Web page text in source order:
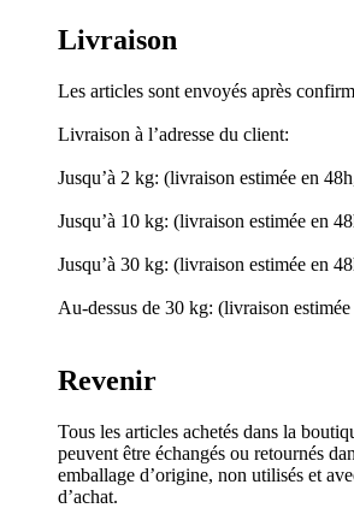
Livraison
Les articles sont envoyés après
Livraison à l’adresse du client:
Jusqu’à 2 kg: (livraison estimée en
Jusqu’à 10 kg: (livraison estimée en
Jusqu’à 30 kg: (livraison estimée en
Au-dessus de 30 kg: (livraison
Revenir
Tous les articles achetés dans la
peuvent être échangés ou retournés
emballage d’origine, non utilisés et
d’achat.